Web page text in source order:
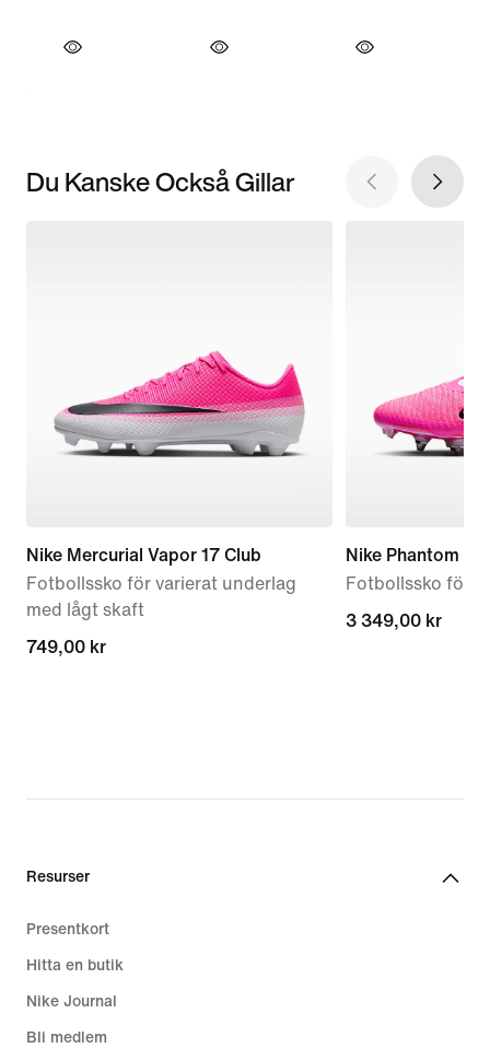
Du Kanske Också Gillar
Nike Mercurial Vapor 17 Club
Fotbollssko för varierat underlag
med lågt skaft
749,00 kr
749,00 kr
Nike Phantom 6
Fotbollssko för
3 349,00 kr
3 349,00 kr
Resurser
Presentkort
Hitta en butik
Nike Journal
Bli medlem